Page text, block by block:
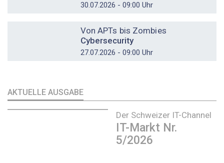
30.07.2026 - 09:00 Uhr
Von APTs bis Zombies
Cybersecurity
27.07.2026 - 09:00 Uhr
AKTUELLE AUSGABE
Der Schweizer IT-Channel
IT-Markt Nr.
5/2026